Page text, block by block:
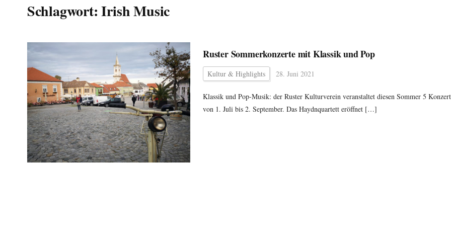
Schlagwort:Irish Music
Ruster Sommerkonzerte mit Klassik und Pop
Kultur & Highlights 28. Juni 2021
Klassik und Pop-Musik: der Ruster Kulturverein veranstaltet diesen Sommer 5
von 1. Juli bis 2. September. Das Haydnquartett eröffnet […]